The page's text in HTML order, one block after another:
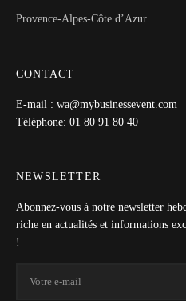
Provence-Alpes-Côte d’Azur
CONTACT
E-mail : wa@mybusinessevent.com
Téléphone: 01 80 91 80 40
NEWSLETTER
Abonnez-vous à notre newsletter
riche en actualités et informations
!